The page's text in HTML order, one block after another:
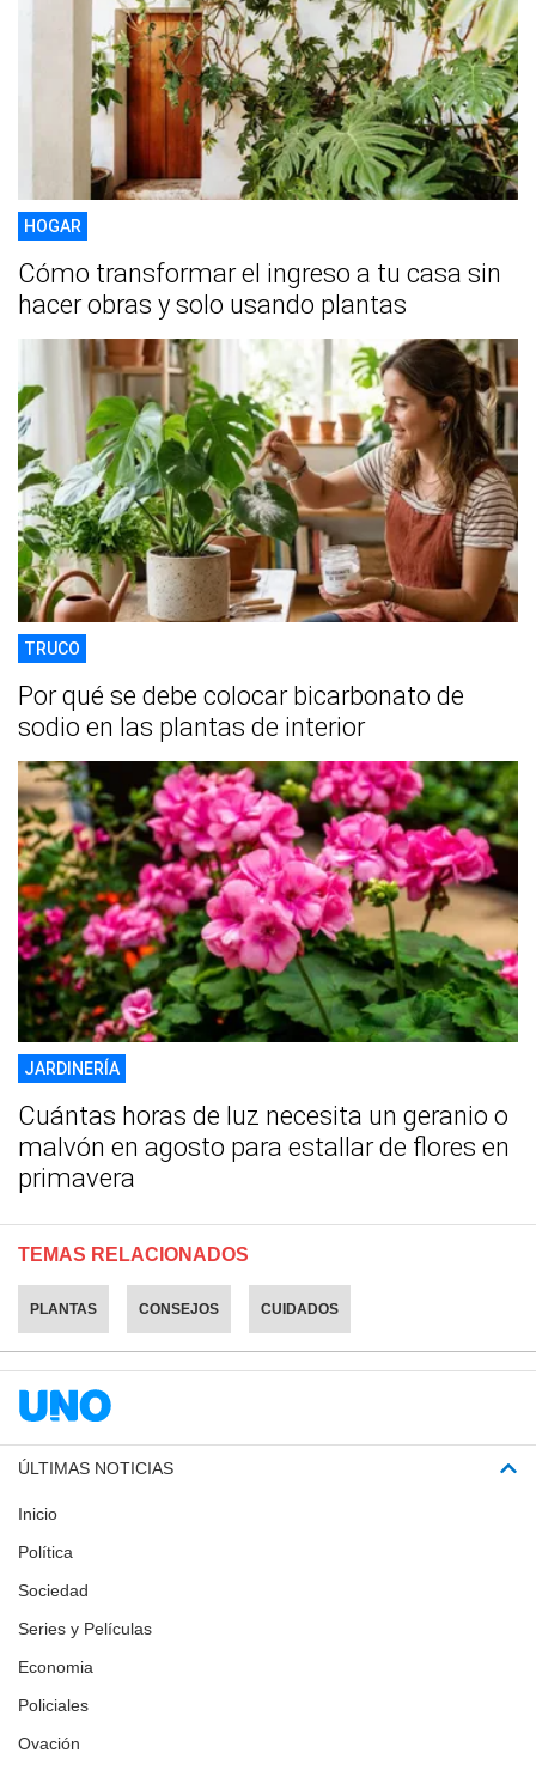
HOGAR
Cómo transformar el ingreso a tu casa sin
hacer obras y solo usando plantas
TRUCO
Por qué se debe colocar bicarbonato de
sodio en las plantas de interior
JARDINERÍA
Cuántas horas de luz necesita un geranio o
malvón en agosto para estallar de flores en
primavera
TEMAS RELACIONADOS
PLANTAS CONSEJOS CUIDADOS
ÚLTIMAS NOTICIAS
Inicio
Política
Sociedad
Series y Películas
Economia
Policiales
Ovación